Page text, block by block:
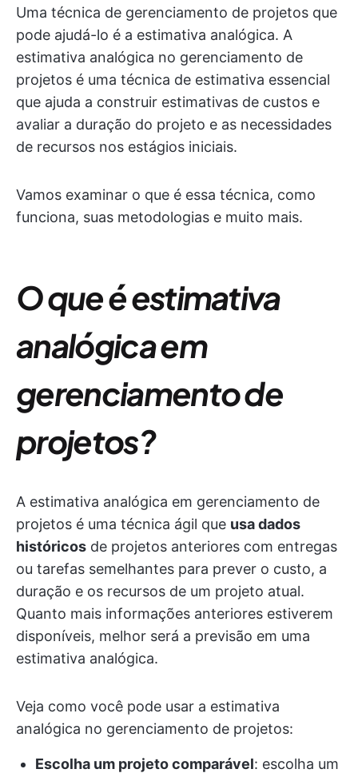
Uma técnica de gerenciamento de projetos que
pode ajudá-lo é a estimativa analógica. A
estimativa analógica no gerenciamento de
projetos é uma técnica de estimativa essencial
que ajuda a construir estimativas de custos e
avaliar a duração do projeto e as necessidades
de recursos nos estágios iniciais.
Vamos examinar o que é essa técnica, como
funciona, suas metodologias e muito mais.
O que é estimativa
analógica em
gerenciamento de
projetos?
A estimativa analógica em gerenciamento de
projetos é uma técnica ágil que usa dados
históricos de projetos anteriores com entregas
ou tarefas semelhantes para prever o custo, a
duração e os recursos de um projeto atual.
Quanto mais informações anteriores estiverem
disponíveis, melhor será a previsão em uma
estimativa analógica.
Veja como você pode usar a estimativa
analógica no gerenciamento de projetos:
Escolha um projeto comparável: escolha um